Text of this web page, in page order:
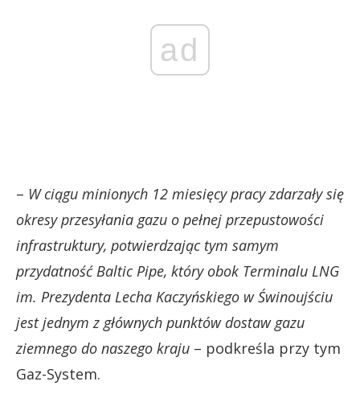
ad
– W ciągu minionych 12 miesięcy pracy zdarzały się
okresy przesyłania gazu o pełnej przepustowości
infrastruktury, potwierdzając tym samym
przydatność Baltic Pipe, który obok Terminalu LNG
im. Prezydenta Lecha Kaczyńskiego w Świnoujściu
jest jednym z głównych punktów dostaw gazu
ziemnego do naszego kraju – podkreśla przy tym
Gaz-System.